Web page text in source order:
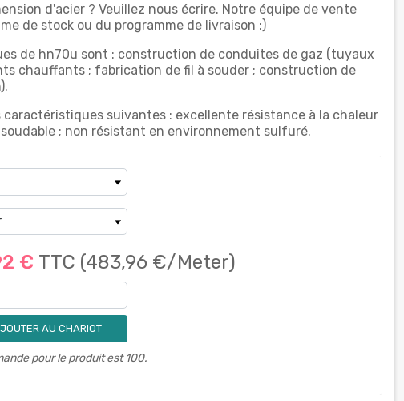
d'acier ? Veuillez nous écrire. Notre équipe de vente
de stock ou du programme de livraison :)
de hn70u sont : construction de conduites de gaz (tuyaux
chauffants ; fabrication de fil à souder ; construction de
caractéristiques suivantes : excellente résistance à la chaleur
; non résistant en environnement sulfuré.
€ TTC (483,96 €/Meter)
AU CHARIOT
pour le produit est 100.